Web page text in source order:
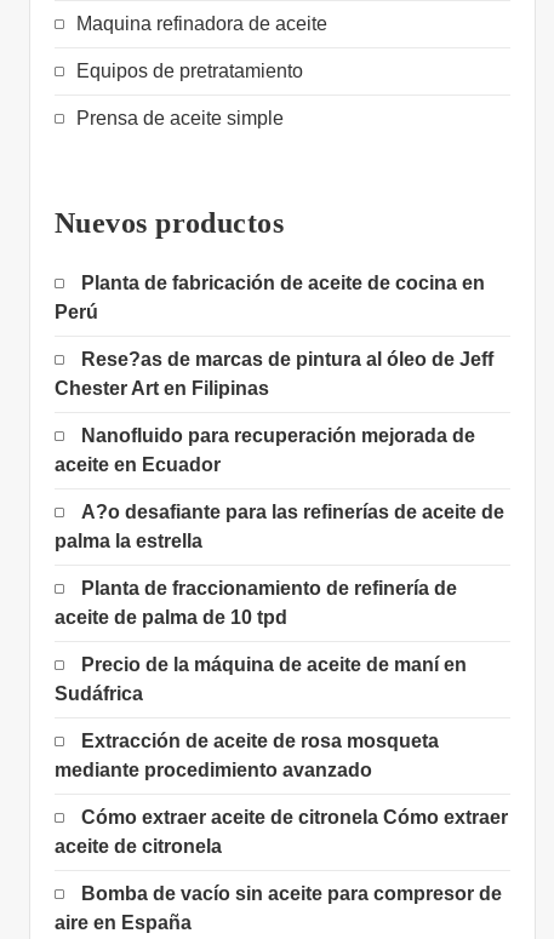
Maquina refinadora de aceite
Equipos de pretratamiento
Prensa de aceite simple
Nuevos productos
Planta de fabricación de aceite de cocina en
Perú
Rese?as de marcas de pintura al óleo de Jeff
Chester Art en Filipinas
Nanofluido para recuperación mejorada de
aceite en Ecuador
A?o desafiante para las refinerías de aceite de
palma la estrella
Planta de fraccionamiento de refinería de
aceite de palma de 10 tpd
Precio de la máquina de aceite de maní en
Sudáfrica
Extracción de aceite de rosa mosqueta
mediante procedimiento avanzado
Cómo extraer aceite de citronela Cómo extraer
aceite de citronela
Bomba de vacío sin aceite para compresor de
aire en España